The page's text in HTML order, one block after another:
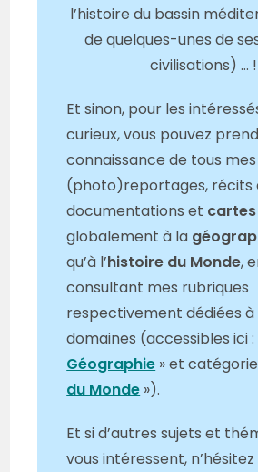
l’histoire du bassin
de quelques-unes de
civilisations) … !
Et sinon, pour les
curieux, vous pouvez
connaissance de tous mes
(photo)reportages, récits
documentations et cartes
globalement à la
qu’à l’histoire du Monde,
consultant mes rubriques
respectivement dédiées à
domaines (accessibles ici
Géographie » et
du Monde »).
Et si d’autres sujets et
vous intéressent,